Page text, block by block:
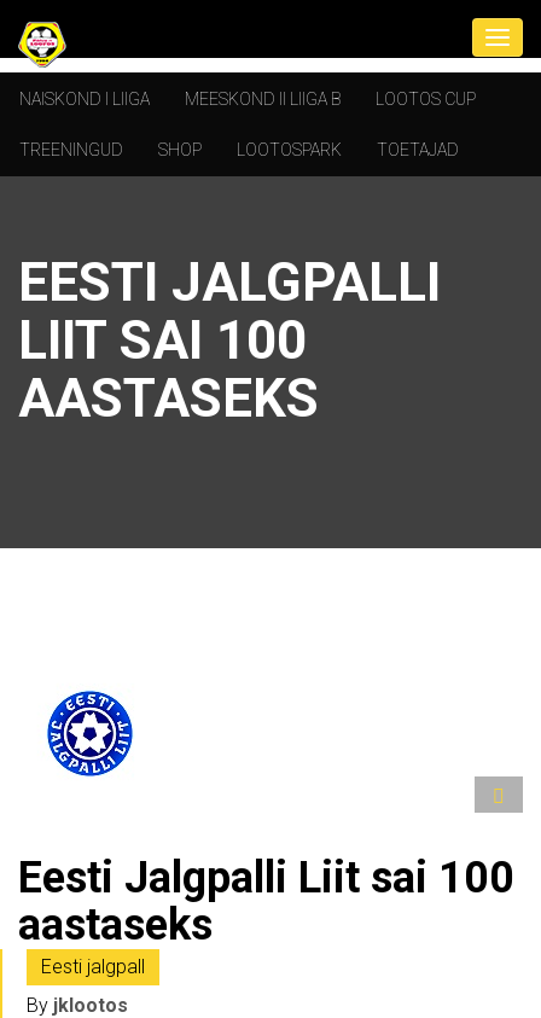
NAISKOND I LIIGA MEESKOND II LIIGA B LOOTOS CUP
TREENINGUD SHOP LOOTOSPARK TOETAJAD
EESTI JALGPALLI
LIIT SAI 100
AASTASEKS
Eesti Jalgpalli Liit sai 100
aastaseks
Eesti jalgpall
By jklootos